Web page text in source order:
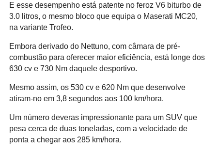
E esse desempenho está patente no feroz V6 biturbo de
3.0 litros, o mesmo bloco que equipa o Maserati MC20,
na variante Trofeo.
Embora derivado do Nettuno, com câmara de pré-
combustão para oferecer maior eficiência, está longe dos
630 cv e 730 Nm daquele desportivo.
Mesmo assim, os 530 cv e 620 Nm que desenvolve
atiram-no em 3,8 segundos aos 100 km/hora.
Um número deveras impressionante para um SUV que
pesa cerca de duas toneladas, com a velocidade de
ponta a chegar aos 285 km/hora.